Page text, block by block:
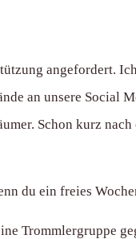
angefordert.
an unsere
Schon kurz
du ein freies
Trommlergruppe